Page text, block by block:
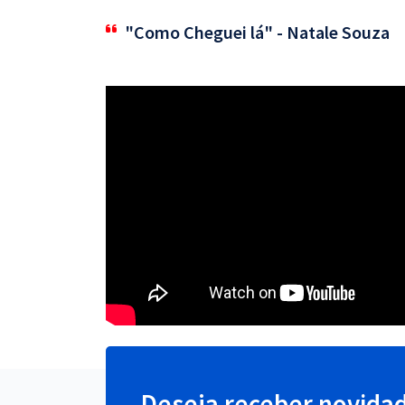
"Como Cheguei lá" - Natale Souza